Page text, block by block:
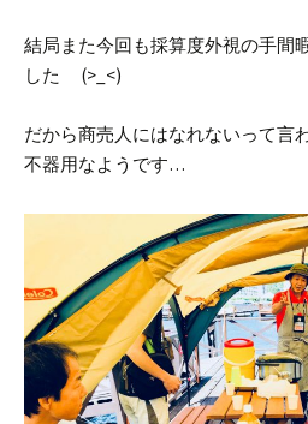
結局また今回も採算度外視の手間
した (>_<)
だから商売人にはなれないって
不器用なようです…